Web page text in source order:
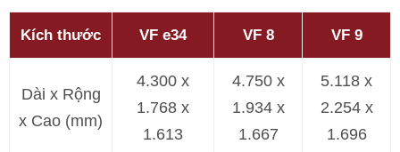
Kích thước VF e34 VF 8 VF 9
Dài x Rộng
x Cao (mm)
4.300 x
1.768 x
1.613
4.750 x
1.934 x
1.667
5.118 x
2.254 x
1.696